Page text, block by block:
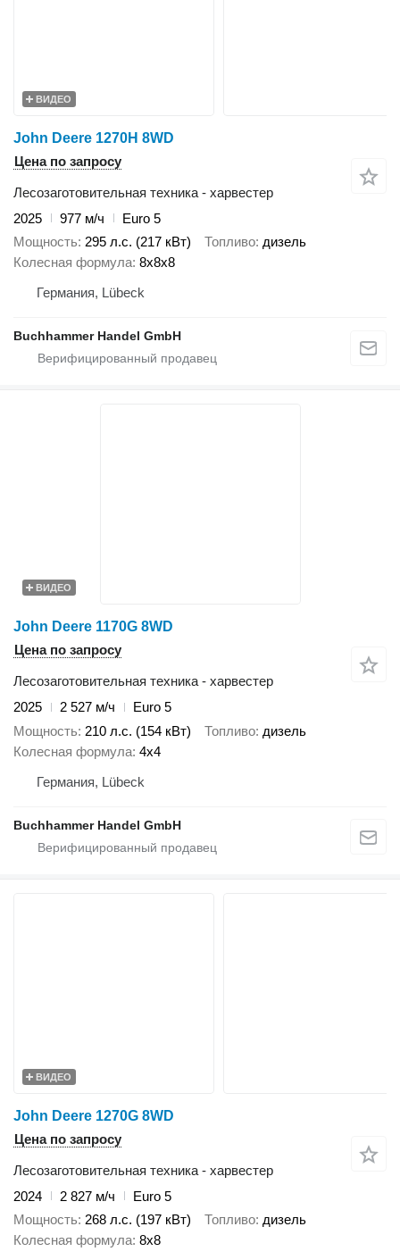
ВИДЕО
John Deere 1270H 8WD
Цена по запросу
Лесозаготовительная техника - харвестер
2025
977 м/ч
Euro 5
Мощность 295 л.с. (217 кВт) Топливо дизель
Колесная формула 8x8x8
Германия, Lübeck
Buchhammer Handel GmbH
ВИДЕО
John Deere 1170G 8WD
Цена по запросу
Лесозаготовительная техника - харвестер
2025
2 527 м/ч
Euro 5
Мощность 210 л.с. (154 кВт) Топливо дизель
Колесная формула 4x4
Германия, Lübeck
Buchhammer Handel GmbH
ВИДЕО
John Deere 1270G 8WD
Цена по запросу
Лесозаготовительная техника - харвестер
2024
2 827 м/ч
Euro 5
Мощность 268 л.с. (197 кВт) Топливо дизель
Колесная формула 8x8